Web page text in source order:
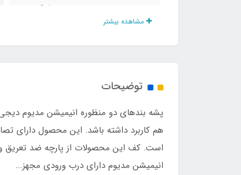
نوع زیپ
جنس کف
مشاهده بیشتر
توضیحات
پشه‌ بندهای دو منظوره انیمیشن مدیوم
هم کاربرد داشته باشد. این محصول دارای
است. کف این محصولات از پارچه ضد تعریق
انیمیشن مدیوم دارای درب ورودی مجهز...